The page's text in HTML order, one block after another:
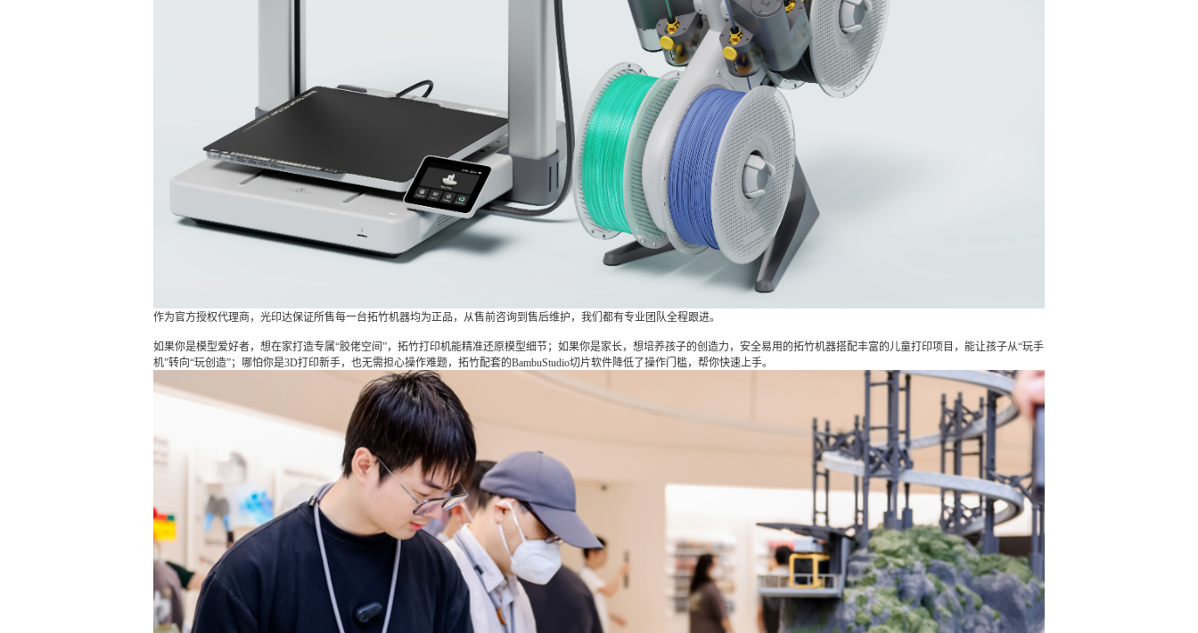
作为官方授权代理商，光印达保证所售每一台拓竹机器均为正品，从售前咨询到售后维护，我们都有专业团队全程跟进。
如果你是模型爱好者，想在家打造专属“胶佬空间”，拓竹打印机能精准还原模型细节；如果你是家长，想培养孩子的创造力，安全易用的拓竹机器搭配丰富的儿童打印项目，能让孩子从“玩手
机”转向“玩创造”；哪怕你是3D打印新手，也无需担心操作难题，拓竹配套的BambuStudio切片软件降低了操作门槛，帮你快速上手。